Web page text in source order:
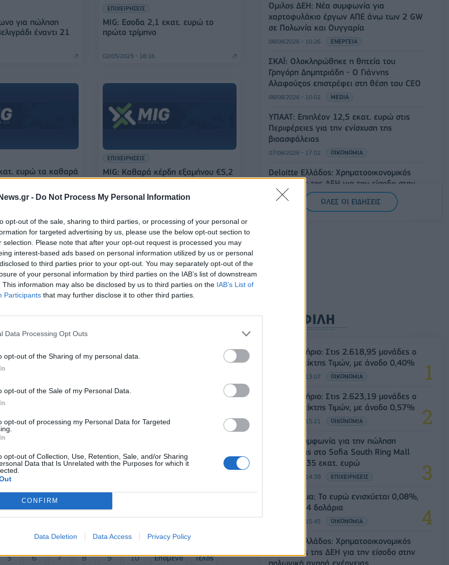
- Do Not Process My Personal Information
opt-out of the sale, sharing to third parties, or processing of your personal or
for targeted advertising by us, please use the below opt-out section to
selection. Please note that after your opt-out request is processed you may
interest-based ads based on personal information utilized by us or personal
to third parties prior to your opt-out. You may separately opt-out of the
of your personal information by third parties on the IAB’s list of downstream
This information may also be disclosed by us to third parties on the IAB’s List of
Participants that may further disclose it to other third parties.
Data Processing Opt Outs
opt-out of the Sharing of my personal data.
opt-out of the Sale of my Personal Data.
opt-out of processing my Personal Data for Targeted
opt-out of Collection, Use, Retention, Sale, and/or Sharing
Data that Is Unrelated with the Purposes for which it
CONFIRM
Data Deletion Data Access Privacy Policy
για πώληση
έναντι 21
ΕΠΙΧΕΙΡΗΣΕΙΣ
MIG: Εσοδα 2,1 εκατ. ευρώ το
πρώτο τρίμηνο
02/05/2025 - 18:16
ευρώ τα καθαρά
αύξηση 35,8% -
ΕΠΙΧΕΙΡΗΣΕΙΣ
MIG: Καθαρά κέρδη εξαμήνου €5,2
εκατ. και αύξηση τζίρου -
Αισιόδοξες οι εκτιμήσεις για το
2024
του σκοπού της
ΕΠΙΧΕΙΡΗΣΕΙΣ
κύκλο εργασιών
το αίτημα της
για έκτακτο
Η MIG σε νέες περιπέτειες: Προς
μετόχων
5 6 7 8 9 10 Επόμενο Τέλος
Όμιλος ΔΕΗ: Νέα συμφωνία για
χαρτοφυλάκιο έργων ΑΠΕ άνω των 2 GW
σε Πολωνία και Ουγγαρία
08/08/2026 - 10:26 ΕΝΕΡΓΕΙΑ
ΣΚΑΪ: Ολοκληρώθηκε η θητεία του
Γρηγόρη Δημητριάδη - Ο Γιάννης
Αλαφούζος επιστρέφει στη θέση του CEO
08/08/2026 - 10:02 MEDIA
ΥΠΑΑΤ: Επιπλέον 12,5 εκατ. ευρώ στις
Περιφέρειες για την ενίσχυση της
βιοασφάλειας
07/08/2026 - 17:02 ΟΙΚΟΝΟΜΙΑ
Deloitte Ελλάδος: Χρηματοοικονομικός
σύμβουλος της ΔΕΗ για την είσοδο στην
πολωνική αγορά ενέργειας
07/08/2026 - 16:38
ΟΛΕΣ ΟΙ ΕΙΔΗΣΕΙΣ
ΔΗΜΟΦΙΛΗ
Χρηματιστήριο: Στις 2.618,95 μονάδες ο
Γενικός Δείκτης Τιμών, με άνοδο 0,40%
07/08/2026 - 13:07 ΟΙΚΟΝΟΜΙΑ
Χρηματιστήριο: Στις 2.623,19 μονάδες ο
Γενικός Δείκτης Τιμών, με άνοδο 0,57%
07/08/2026 - 15:21 ΟΙΚΟΝΟΜΙΑ
Fourlis: Συμφωνία για την πώληση
συμμετοχής στο Sofia South Ring Mall
έναντι 49,35 εκατ. ευρώ
07/08/2026 - 14:39 ΕΠΙΧΕΙΡΗΣΕΙΣ
Συνάλλαγμα: Το ευρώ ενισχύεται 0,08%,
στα 1,1534 δολάρια
07/08/2026 - 15:45 ΟΙΚΟΝΟΜΙΑ
Deloitte Ελλάδος: Χρηματοοικονομικός
σύμβουλος της ΔΕΗ για την είσοδο στην
πολωνική αγορά ενέργειας